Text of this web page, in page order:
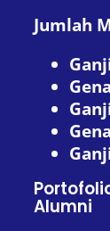
Jumlah
Alumni